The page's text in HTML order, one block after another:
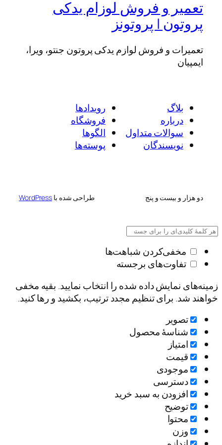
تعمیر و فروش لوزام یدکی
پروتون | پروتونز
تعمیرات و فروش لوازم یدکی پروتون جنتو، ویرا،
ایمپیان
بلاگ
درباره
سوالات متداول
نویسندگان
رویدادها
فروشگاه
الگوها
پوسته‌ها
دو هزار و بیست و پنج طراحی شده با WordPress
مخفی‌کردن شباهت‌ها
تفاوت‌های برجسته
زمینه‌های نمایش داده شده را انتخاب نمایید. بقیه مخفی
خواهند شد. برای تنظیم مجدد ترتیب، بکشید و رها کنید.
تصویر
شناسۀ محصول
امتیاز
قيمت
موجودی
دسترسی
افزودن به سبد خرید
توضیح
محتوا
وزن